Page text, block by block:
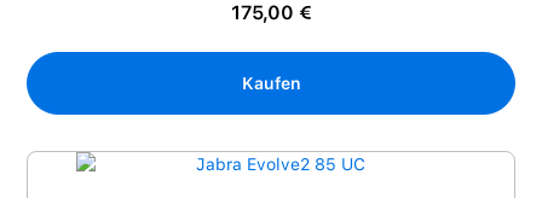
175,00 €
Kaufen